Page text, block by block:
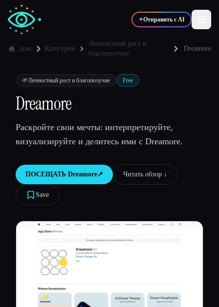
✦Отправить с AI
💻Разработчики
🎓Студенты 🎬Креаторы
Блог
дом Категории
Личностный рост и
благополучие
Dreamore
🌱Личностный рост и благополучие Free
Dreamore
Раскройте свои мечты: интерпретируйте,
визуализируйте и делитесь ими с Dreamore.
ПОСЕЩАТЬ Dreamore↗︎ Читать обзор ↓︎
Save